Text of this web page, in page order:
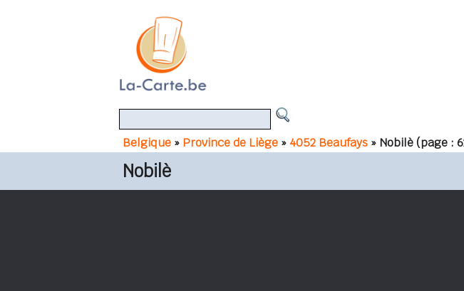
Belgique » Province de Liège »4052 Beaufays » Nobilè(page :
Nobilè